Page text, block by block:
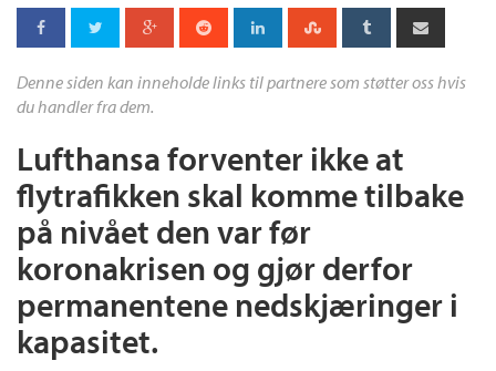
Denne siden kan inneholde links til partnere som støtter oss hvis
du handler fra dem.
Lufthansa forventer ikke at
flytrafikken skal komme tilbake
på nivået den var før
koronakrisen og gjør derfor
permanentene nedskjæringer i
kapasitet.